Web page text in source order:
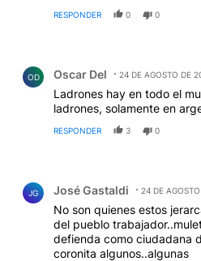
RESPONDER 0 0
OD Oscar Del 24 DE AGOSTO DE
Ladrones hay en todo el
ladrones, solamente en
RESPONDER 3 0
JG José Gastaldi 24 DE
No son quienes estos
del pueblo
defienda como ciudadana
coronita algunos..algunas